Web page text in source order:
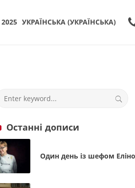
2025 УКРАЇНСЬКА (УКРАЇНСЬКА)
Останні дописи
Один день із шефом